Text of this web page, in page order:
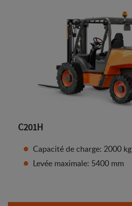
C201H
Capacité de charge: 2000 kg
Levée maximale: 5400 mm